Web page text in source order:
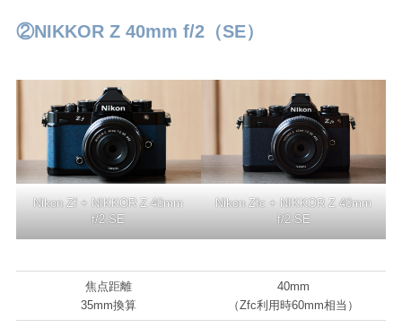
②NIKKOR Z 40mm f/2（SE）
Nikon Zf + NIKKOR Z 40mm
f/2 SE
Nikon Zfc + NIKKOR Z 40mm
f/2 SE
焦点距離
35mm換算
40mm
（Zfc利用時60mm相当）